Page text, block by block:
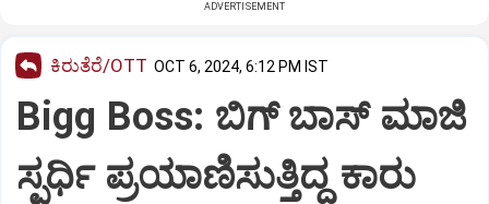
ADVERTISEMENT
ಕಿರುತೆರೆ/OTT OCT 6, 2024, 6:12 PM IST
Bigg Boss: ಬಿಗ್‌ ಬಾಸ್‌ ಮಾಜಿ
ಸ್ಪರ್ಧಿ ಪ್ರಯಾಣಿಸುತ್ತಿದ್ದ ಕಾರು